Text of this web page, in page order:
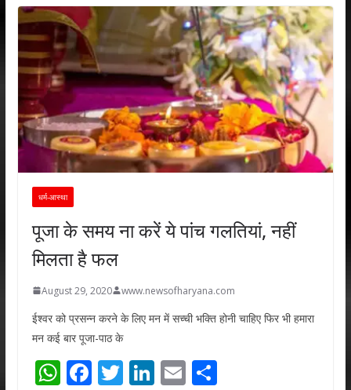
धर्म-आस्था
पूजा के समय ना करें ये पांच गलतियां, नहीं
मिलता है फल
August 29, 2020 www.newsofharyana.com
ईश्वर को प्रसन्न करने के लिए मन में सच्ची भक्ति होनी चाहिए फिर भी हमारा
मन कई बार पूजा-पाठ के
W F T Li E S